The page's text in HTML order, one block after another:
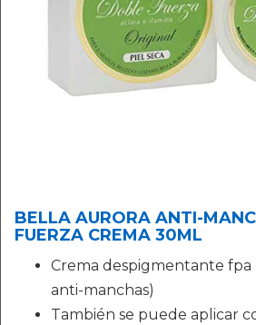
BELLA AURORA ANTI-
FUERZA CREMA 30ML
Crema despigmentante
anti-manchas)
También se puede aplicar